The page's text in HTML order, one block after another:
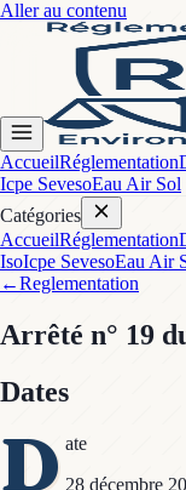
Aller au contenu
AccueilRéglementation
Icpe SevesoEau Air Sol
Catégories
AccueilRéglementation
IsoIcpe SevesoEau Air
←Reglementation
Arrêté n° 19
Dates
D ate
28 décembre